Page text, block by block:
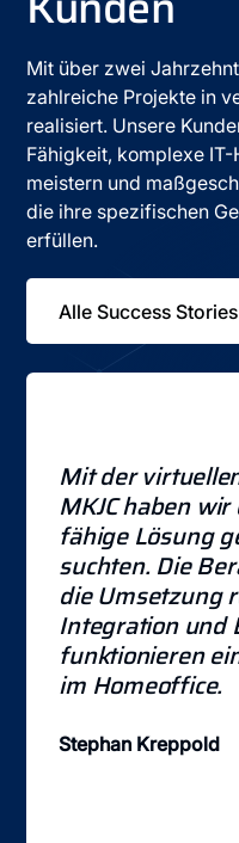
Mit über zwei
zahlreiche Projekte in
realisiert. Unsere
Fähigkeit, komplexe
meistern und
die ihre spezifischen
erfüllen.
Alle Success
Mit der
MKJC haben
fähige Lösung
suchten. Die
die Umsetzung
Integration und
funktionieren
im Homeoffice.
Stephan Kreppold